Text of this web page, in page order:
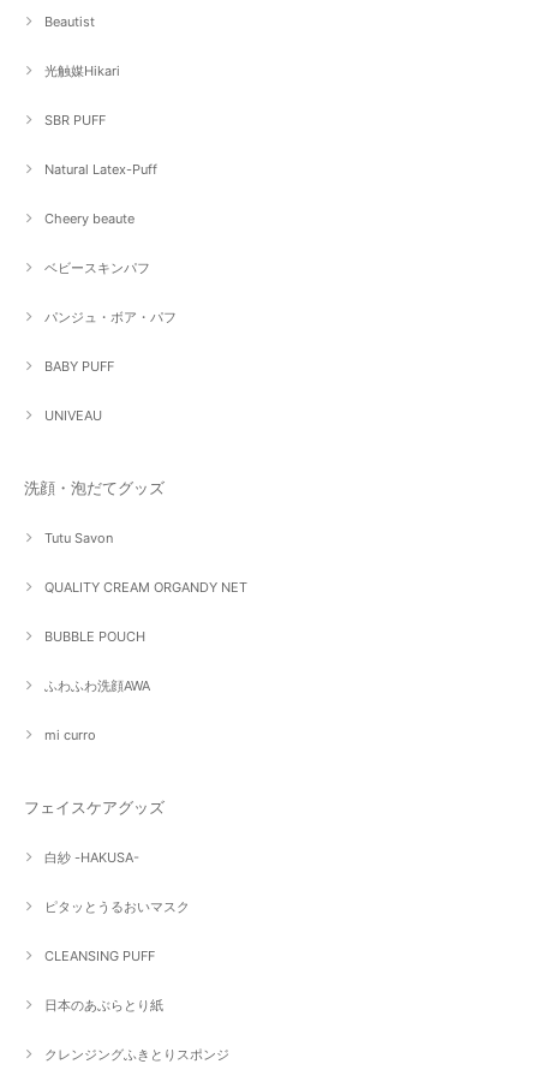
Beautist
光触媒Hikari
SBR PUFF
Natural Latex-Puff
Cheery beaute
ベビースキンパフ
パンジュ・ボア・パフ
BABY PUFF
UNIVEAU
洗顔・泡だてグッズ
Tutu Savon
QUALITY CREAM ORGANDY NET
BUBBLE POUCH
ふわふわ洗顔AWA
mi curro
フェイスケアグッズ
白紗 -HAKUSA-
ピタッとうるおいマスク
CLEANSING PUFF
日本のあぶらとり紙
クレンジングふきとりスポンジ